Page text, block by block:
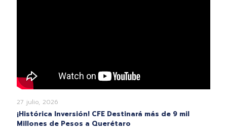
27 julio, 2026
¡Histórica Inversión! CFE Destinará más de 9 mil
Millones de Pesos a Querétaro